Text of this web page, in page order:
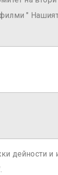
"
дейности и